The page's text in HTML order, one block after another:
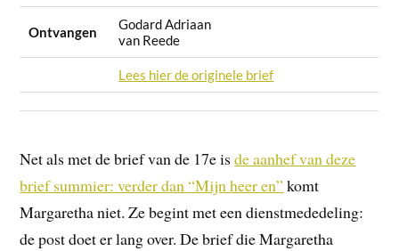
Ontvangen
Godard Adriaan
van Reede
Lees hier de originele brief
Net als met de brief van de 17e isde aanhef van deze
brief summier: verder dan “Mijn heer en” komt
Margaretha niet. Ze begint met een dienstmededeling:
de post doet er lang over. De brief die Margaretha